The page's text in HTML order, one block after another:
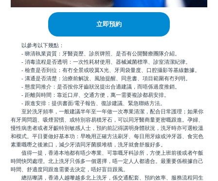
立即預約
以參考以下幾點：
- 睇清執業資質：牙醫資歷、診所牌照、是否有公開醫療團隊介紹。
- 消毒流程是否透明：一次性耗材使用、器械滅菌標準、診室清潔紀律。
- 檢查是否到位：有冇全景或咬翼X光、牙周袋量度、口腔攝影等基線數據。
- 溝通是否清楚：治療前解說、風險提醒、同意書、項目範圍有冇列明。
- 態度同推介：是否按你牙齒狀況提出合適建議，而唔係過度推銷。
- 距離與時間：靠近口岸、交通方便，萬一需要複診都易安排。
- 跟進安排：提供書面/電子報告、復診建議、緊急聯絡方法。
至於洗牙頻率，一般建議半年至一年做一次專業清潔，配合日常護理；如果你
有牙周問題、吸煙習慣、或特別容易積牙石，可以同牙醫商量更密嘅跟進。孕婦、
慢性病患者或者牙齦特別敏感人士，預約前記得講明身體狀況，洗牙時亦可選較溫
和模式。平日要做好基本功：早晚用正確方法刷牙、每日用牙線或沖牙器、食完色
素重嘅嘢之後漱口，減少牙漬同牙菌膜堆積，洗牙就會舒服好多。
值得一提，香港本地都有唔少專業、可靠嘅牙科診所，方便上班前後或者午飯
時間快閃處理。北上洗牙只係多一個選擇，唔一定人人都適合。最重要係根據自己
時間、舒適度同跟進需要去決定，唔好盲目跟風。
總括嚟講，香港人越嚟越多北上洗牙，係交通配套、預約效率、服務流程同生